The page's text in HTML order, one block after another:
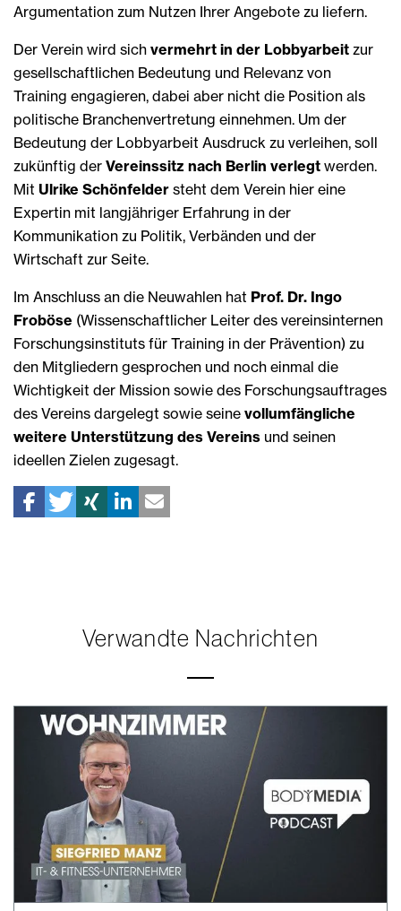
Argumentation zum Nutzen Ihrer Angebote zu liefern.
Der Verein wird sich vermehrt in der Lobbyarbeit zur
gesellschaftlichen Bedeutung und Relevanz von
Training engagieren, dabei aber nicht die Position als
politische Branchenvertretung einnehmen. Um der
Bedeutung der Lobbyarbeit Ausdruck zu verleihen, soll
zukünftig der Vereinssitz nach Berlin verlegt werden.
Mit Ulrike Schönfelder steht dem Verein hier eine
Expertin mit langjähriger Erfahrung in der
Kommunikation zu Politik, Verbänden und der
Wirtschaft zur Seite.
Im Anschluss an die Neuwahlen hat Prof. Dr. Ingo
Froböse (Wissenschaftlicher Leiter des vereinsinternen
Forschungsinstituts für Training in der Prävention) zu
den Mitgliedern gesprochen und noch einmal die
Wichtigkeit der Mission sowie des Forschungsauftrages
des Vereins dargelegt sowie seine vollumfängliche
weitere Unterstützung des Vereins und seinen
ideellen Zielen zugesagt.
Verwandte Nachrichten